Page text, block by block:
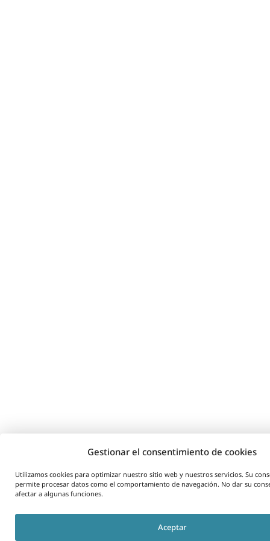
Gestionar el consentimiento de cookies
Utilizamos cookies para optimizar nuestro sitio web y nuestros servicios. Su
permite procesar datos como el comportamiento de navegación. No dar su
afectar a algunas funciones.
Aceptar